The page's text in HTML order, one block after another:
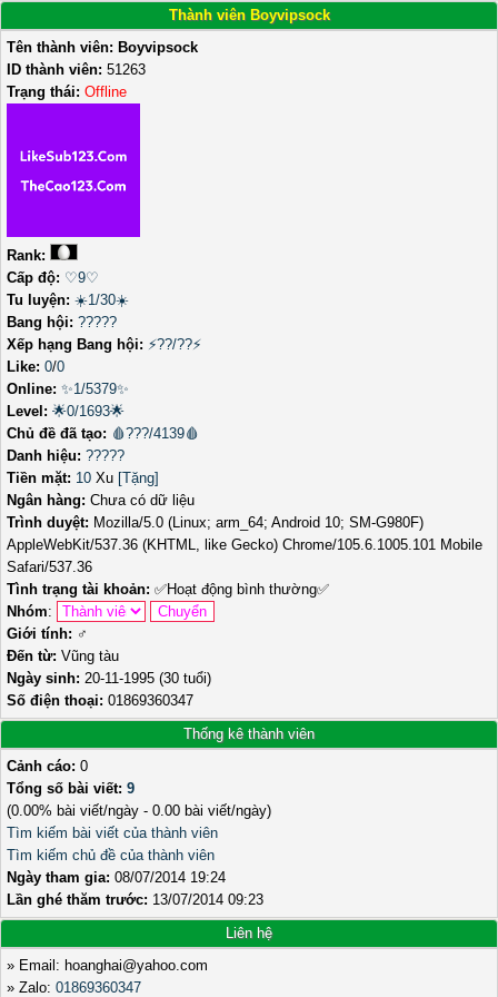
Thành viên Boyvipsock
Tên thành viên: Boyvipsock
ID thành viên: 51263
Trạng thái: Offline
Rank:
Cấp độ: ♡9♡
Tu luyện: ☀️1/30☀️
Bang hội: ?????
Xếp hạng Bang hội: ⚡??/??⚡
Like: 0/0
Online: ✨1/5379✨
Level: 🌟0/1693🌟
Chủ đề đã tạo: 🩸???/4139🩸
Danh hiệu: ?????
Tiền mặt: 10 Xu [Tặng]
Ngân hàng: Chưa có dữ liệu
Trình duyệt: Mozilla/5.0 (Linux; arm_64; Android 10; SM-G980F)
AppleWebKit/537.36 (KHTML, like Gecko) Chrome/105.6.1005.101 Mobile
Safari/537.36
Tình trạng tài khoản: ✅Hoạt động bình thường✅
Nhóm:
Giới tính: ♂️
Đến từ: Vũng tàu
Ngày sinh: 20-11-1995 (30 tuổi)
Số điện thoại: 01869360347
Thống kê thành viên
Cảnh cáo: 0
Tổng số bài viết: 9
(0.00% bài viết/ngày - 0.00 bài viết/ngày)
Tìm kiếm bài viết của thành viên
Tìm kiếm chủ đề của thành viên
Ngày tham gia: 08/07/2014 19:24
Lần ghé thăm trước: 13/07/2014 09:23
Liên hệ
» Email: hoanghai@yahoo.com
» Zalo: 01869360347